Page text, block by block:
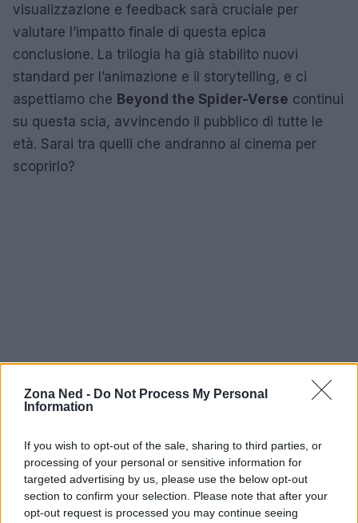
Zona Ned - Do Not Process My Personal
Information
If you wish to opt-out of the sale, sharing to third parties, or
processing of your personal or sensitive information for
targeted advertising by us, please use the below opt-out
section to confirm your selection. Please note that after your
opt-out request is processed you may continue seeing
visualizzazione e feedback sarà cruciale per
valutare l’impatto finale di questa epica
conclusione. La trilogia ha già stabilito nuovi
standard per l’animazione e il storytelling, e ci
aspettiamo che Beyond the Spider-Verse continui
su questa scia, avvincendo il pubblico di tutte le
età. Sarai tra quelli che andranno al cinema per
scoprirlo?
AUTORE
Staff